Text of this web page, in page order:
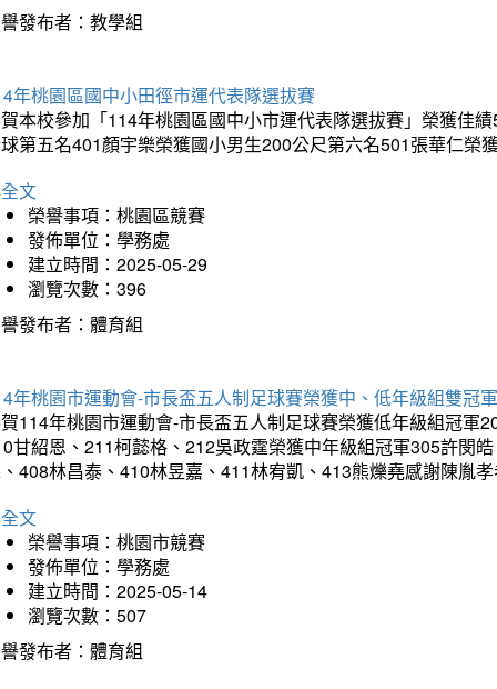
發布者：教學組
年桃園區國中小田徑市運代表隊選拔賽
本校參加「114年桃園區國中小市運代表隊選拔賽」榮獲佳
第五名401顏宇樂榮獲國小男生200公尺第六名501張華仁
文
榮譽事項：桃園區競賽
發佈單位：學務處
建立時間：2025-05-29
瀏覽次數：396
發布者：體育組
年桃園市運動會-市長盃五人制足球賽榮獲中、低年級組雙冠軍
114年桃園市運動會-市長盃五人制足球賽榮獲低年級組冠
甘紹恩、211柯懿格、212吳政霆榮獲中年級組冠軍305許閔
408林昌泰、410林昱嘉、411林宥凱、413熊爍堯感謝陳胤
文
榮譽事項：桃園市競賽
發佈單位：學務處
建立時間：2025-05-14
瀏覽次數：507
發布者：體育組